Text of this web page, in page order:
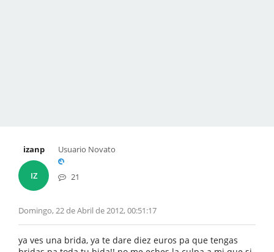
izanp
IZ
Usuario Novato
21
Domingo, 22 de Abril de 2012, 00:51:17
ya ves una brida, ya te dare diez euros pa que tengas